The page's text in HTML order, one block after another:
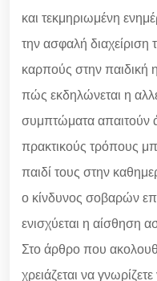
και τεκμηριωμένη
την ασφαλή διαχείριση
καρπούς στην παιδική
πώς εκδηλώνεται η
συμπτώματα απαιτούν
πρακτικούς τρόπους
παιδί τους στην
ο κίνδυνος σοβαρών
ενισχύεται η αίσθηση
Στο άρθρο που
χρειάζεται να